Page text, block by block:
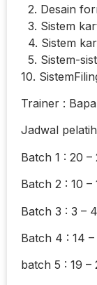
2. Desain
3. Sistem
4. Sistem
5. Sistem-
10.
Trainer :
Jadwal
Batch 1 : 20
Batch 2 : 10 –
Batch 3 : 3 –
Batch 4 : 14
batch 5 : 19 –